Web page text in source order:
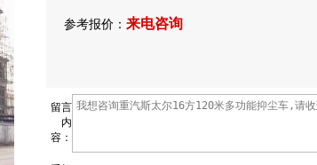
参考报价： 来电咨询
留言
内
容：